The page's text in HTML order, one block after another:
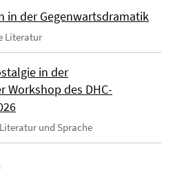
in der Gegenwartsdramatik
Literatur
in der
Workshop des DHC-
und Sprache